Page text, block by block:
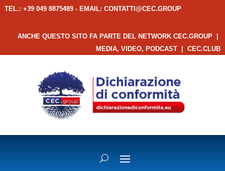
TEL.: +39 049 8875489 - EMAIL: CONTATTI@CEC.GROUP
ANCHE QUESTO SITO FA PARTE DEL NETWORK CEC.GROUP
MEDIA, VIDEO, PODCAST |CEC.CLUB